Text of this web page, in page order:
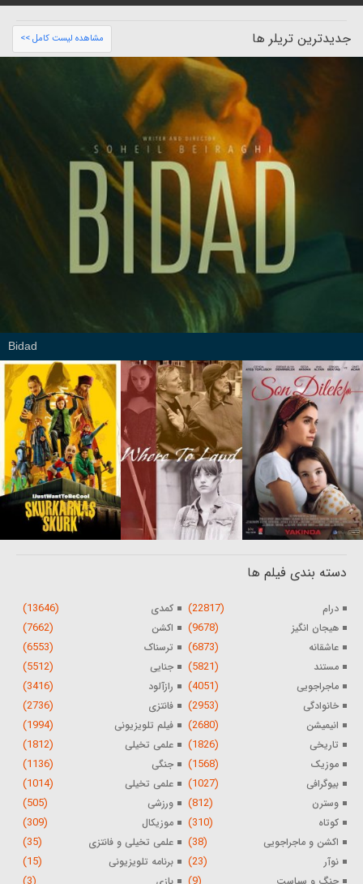
جدیدترین تریلر ها مشاهده لیست کامل >>
Bidad
دسته بندی فیلم ها
درام (22817) کمدی (13646)
هیجان انگیز (9678) اکشن (7662)
عاشقانه (6873) ترسناک (6553)
مستند (5821) جنایی (5512)
ماجراجویی (4051) رازآلود (3416)
خانوادگی (2953) فانتزی (2736)
انیمیشن (2680) فیلم تلویزیونی (1994)
تاریخی (1826) علمی تخیلی (1812)
موزیک (1568) جنگی (1136)
بیوگرافی (1027) علمی تخیلی (1014)
وسترن (812) ورزشی (505)
کوتاه (310) موزیکال (309)
اکشن و ماجراجویی (38) علمی تخیلی و فانتزی (35)
نوآر (23) برنامه تلویزیونی (15)